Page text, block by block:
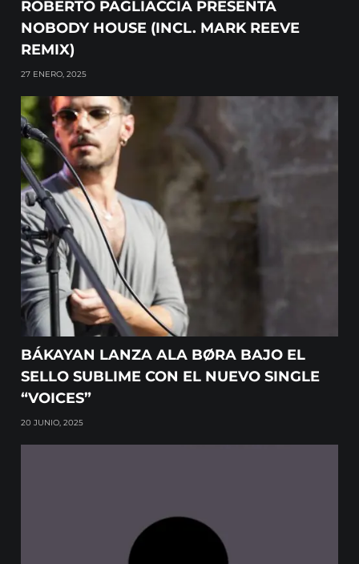
ROBERTO PAGLIACCIA PRESENTA
NOBODY HOUSE (INCL. MARK REEVE
REMIX)
27 ENERO, 2025
BÁKAYAN LANZA ALA BØRA BAJO EL
SELLO SUBLIME CON EL NUEVO SINGLE
“VOICES”
20 JUNIO, 2025